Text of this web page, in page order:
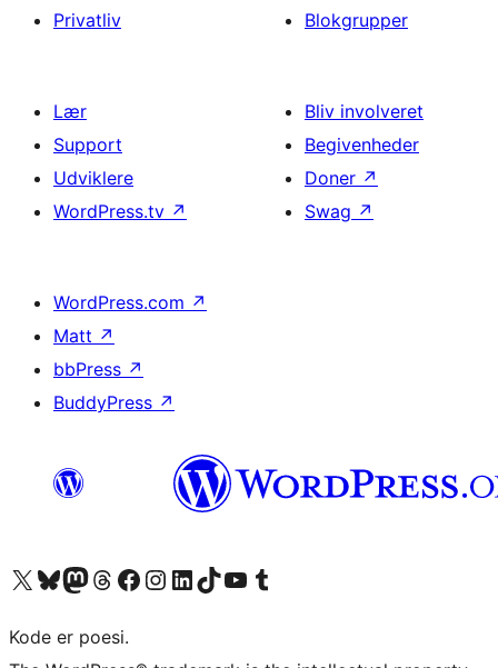
Privatliv
Blokgrupper
Lær
Support
Udviklere
WordPress.tv ↗
Bliv involveret
Begivenheder
Doner ↗
Swag ↗
WordPress.com ↗
Matt ↗
bbPress ↗
BuddyPress ↗
Besøg vores X (tidligere Twitter) konto
Besøg vores Bluesky-konto
Besøg vores Mastodon konto
Besøg vores Threads-konto
Besøg vores Facebook sideBesøg vores Instagram konto
Besøg vores LinkedIn konto
Besøg vores TikTok-konto
Besøg vores YouTube-kanalBesøg vores Tumblr-konto
Kode er poesi.